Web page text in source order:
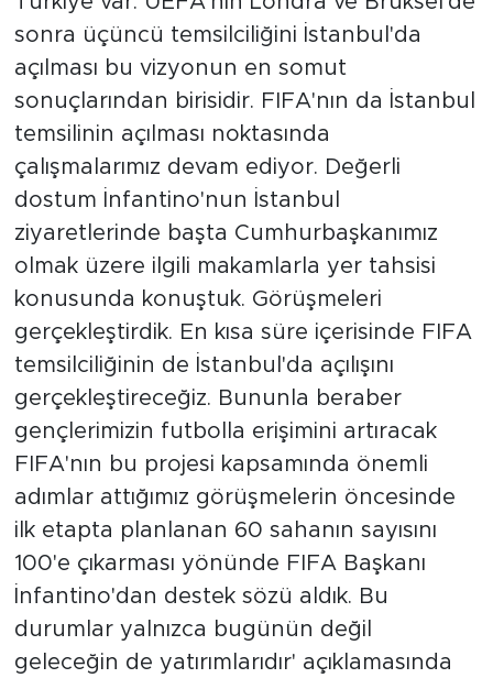
sonra üçüncü temsilciliğini İstanbul'da
açılması bu vizyonun en somut
sonuçlarından birisidir. FIFA'nın da İstanbul
temsilinin açılması noktasında
çalışmalarımız devam ediyor. Değerli
dostum İnfantino'nun İstanbul
ziyaretlerinde başta Cumhurbaşkanımız
olmak üzere ilgili makamlarla yer tahsisi
konusunda konuştuk. Görüşmeleri
gerçekleştirdik. En kısa süre içerisinde FIFA
temsilciliğinin de İstanbul'da açılışını
gerçekleştireceğiz. Bununla beraber
gençlerimizin futbolla erişimini artıracak
FIFA'nın bu projesi kapsamında önemli
adımlar attığımız görüşmelerin öncesinde
ilk etapta planlanan 60 sahanın sayısını
100'e çıkarması yönünde FIFA Başkanı
İnfantino'dan destek sözü aldık. Bu
durumlar yalnızca bugünün değil
geleceğin de yatırımlarıdır' açıklamasında